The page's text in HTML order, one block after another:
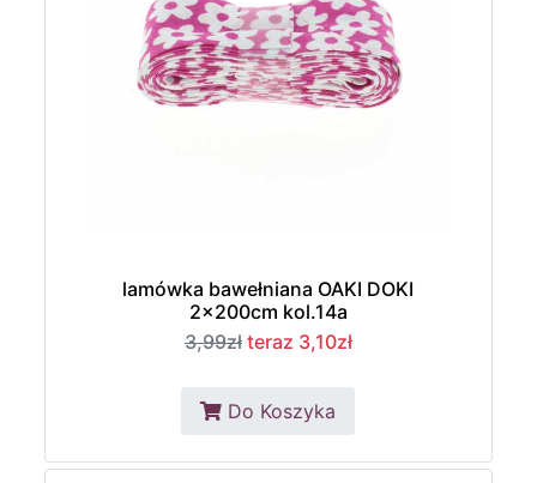
lamówka bawełniana OAKI DOKI
2x200cm kol.14a
3,99zł teraz 3,10zł
Do Koszyka